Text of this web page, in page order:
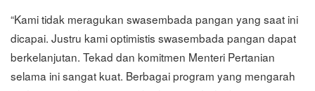
“Kami tidak meragukan swasembada pangan yang saat ini
dicapai. Justru kami optimistis swasembada pangan dapat
berkelanjutan. Tekad dan komitmen Menteri Pertanian
selama ini sangat kuat. Berbagai program yang mengarah